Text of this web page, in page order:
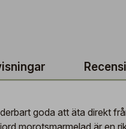
goda att äta direkt
morotsmarmelad är en